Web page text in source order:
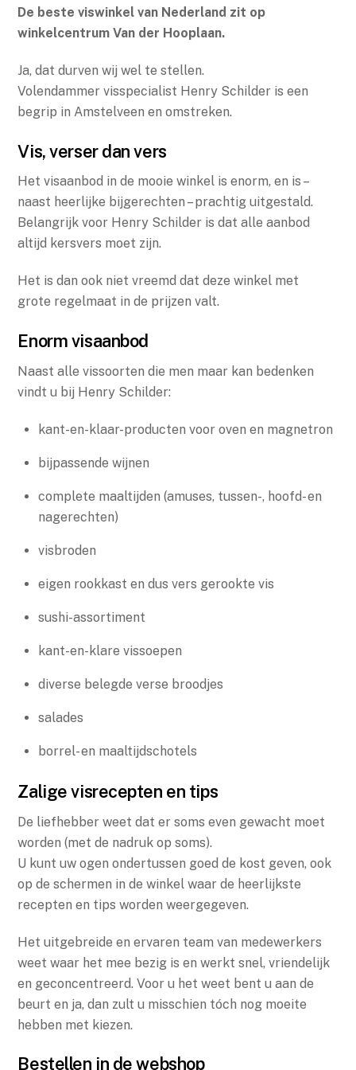
4,0
out
5
De beste viswinkel van Nederland zit op
winkelcentrum Van der Hooplaan.
Ja, dat durven wij wel te stellen.
Volendammer visspecialist Henry Schilder is een
begrip in Amstelveen en omstreken.
Vis, verser dan vers
Het visaanbod in de mooie winkel is enorm, en is –
naast heerlijke bijgerechten – prachtig uitgestald.
Belangrijk voor Henry Schilder is dat alle aanbod
altijd kersvers moet zijn.
Het is dan ook niet vreemd dat deze winkel met
grote regelmaat in de prijzen valt.
Enorm visaanbod
Naast alle vissoorten die men maar kan bedenken
vindt u bij Henry Schilder:
kant-en-klaar-producten voor oven en magnetron
bijpassende wijnen
complete maaltijden (amuses, tussen-, hoofd- en
nagerechten)
visbroden
eigen rookkast en dus vers gerookte vis
sushi-assortiment
kant-en-klare vissoepen
diverse belegde verse broodjes
salades
borrel- en maaltijdschotels
Zalige visrecepten en tips
De liefhebber weet dat er soms even gewacht moet
worden (met de nadruk op soms).
U kunt uw ogen ondertussen goed de kost geven, ook
op de schermen in de winkel waar de heerlijkste
recepten en tips worden weergegeven.
Het uitgebreide en ervaren team van medewerkers
weet waar het mee bezig is en werkt snel, vriendelijk
en geconcentreerd. Voor u het weet bent u aan de
beurt en ja, dan zult u misschien tóch nog moeite
hebben met kiezen.
Bestellen in de webshop